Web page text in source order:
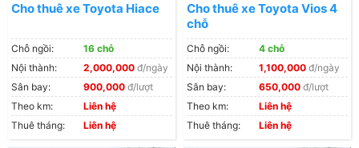
Cho thuê xe Toyota Hiace
Chỗ ngồi:
16 chỗ
Nội thành:
2,000,000 đ/ngày
Sân bay:
900,000 đ/lượt
Theo km:
Liên hệ
Thuê tháng:
Liên hệ
Cho thuê xe Toyota Vios 4
chỗ
Chỗ ngồi:
4 chỗ
Nội thành:
1,100,000 đ/ngày
Sân bay:
650,000 đ/lượt
Theo km:
Liên hệ
Thuê tháng:
Liên hệ